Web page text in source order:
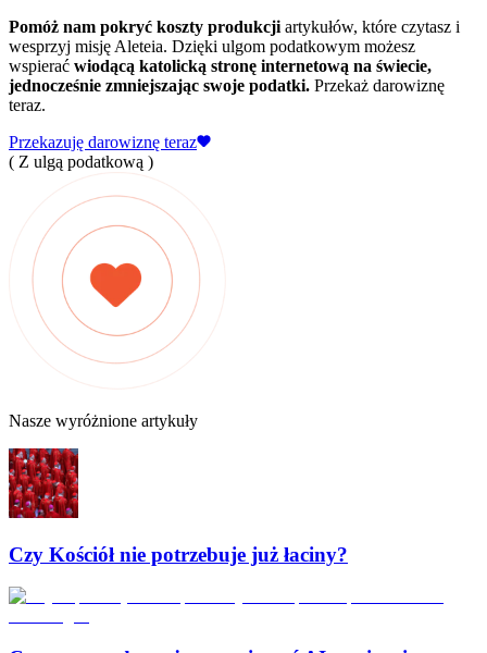
Pomóż nam pokryć koszty produkcji artykułów, które czytasz i
wesprzyj misję Aleteia. Dzięki ulgom podatkowym możesz
wspierać wiodącą katolicką stronę internetową na świecie,
jednocześnie zmniejszając swoje podatki. Przekaż darowiznę
teraz.
Przekazuję darowiznę teraz
( Z ulgą podatkową )
Nasze wyróżnione artykuły
Czy Kościół nie potrzebuje już łaciny?